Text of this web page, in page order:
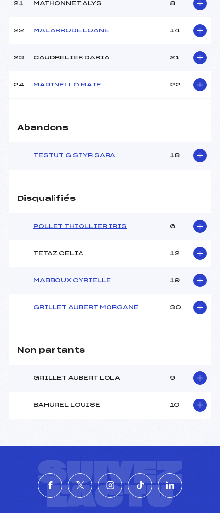
21 MATHONNET ALYS 8
22 MALARRODE LOANE 14
23 CAUDRELIER DARIA 21
24 MARINELLO MAIE 22
Abandons
TESTUT G STYR SARA 18
Disqualifiés
POLLET THIOLLIER IRIS 6
TETAZ CELIA 12
MABBOUX CYRIELLE 19
GRILLET AUBERT MORGANE 30
Non partants
GRILLET AUBERT LOLA 9
BAHUREL LOUISE 10
SUIVEZ
L'ACTU